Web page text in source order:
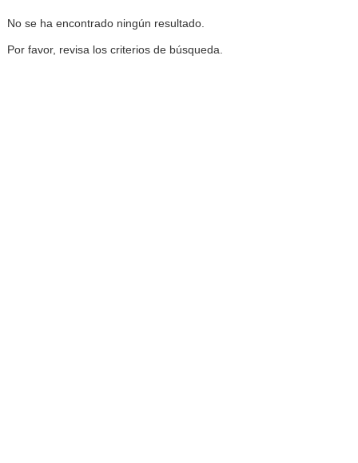
No se ha encontrado ningún resultado.
Por favor, revisa los criterios de búsqueda.